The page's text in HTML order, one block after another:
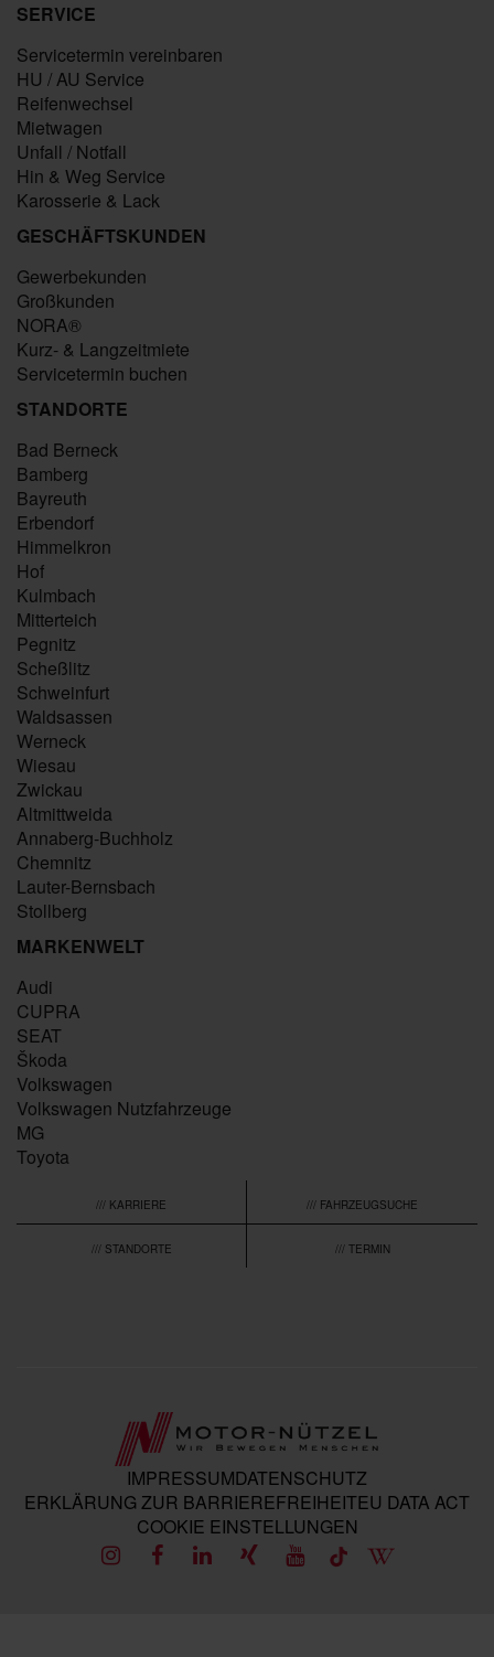
SERVICE
Servicetermin vereinbaren
HU / AU Service
Reifenwechsel
Mietwagen
Unfall / Notfall
Hin & Weg Service
Karosserie & Lack
GESCHÄFTSKUNDEN
Gewerbekunden
Großkunden
NORA®
Kurz- & Langzeitmiete
Servicetermin buchen
STANDORTE
Bad Berneck
Bamberg
Bayreuth
Erbendorf
Himmelkron
Hof
Kulmbach
Mitterteich
Pegnitz
Scheßlitz
Schweinfurt
Waldsassen
Werneck
Wiesau
Zwickau
Altmittweida
Annaberg-Buchholz
Chemnitz
Lauter-Bernsbach
Stollberg
MARKENWELT
Audi
CUPRA
SEAT
Škoda
Volkswagen
Volkswagen Nutzfahrzeuge
MG
Toyota
/// KARRIERE /// FAHRZEUGSUCHE
/// STANDORTE /// TERMIN
IMPRESSUMDATENSCHUTZ
ERKLÄRUNG ZUR BARRIEREFREIHEITEU DATA ACT
COOKIE EINSTELLUNGEN